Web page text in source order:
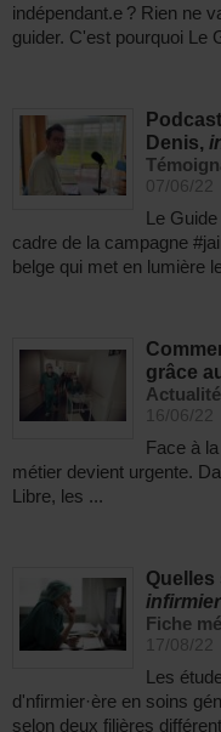
indépendant.e ? Rien ne
guider. C'est pourquoi Le
Denis,
07/06/22
Le
cadre de la campagne
belge qui met en lumière
grâce
16/06/22
Face à
métier devient urgente.
Libre, les ...
infirmier
Fiche
17/08/22
Les
d'nfirmier·ère en soins
selon deux filières